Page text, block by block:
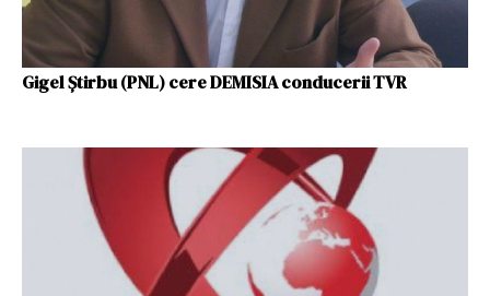
Gigel Știrbu (PNL) cere DEMISIA conducerii TVR